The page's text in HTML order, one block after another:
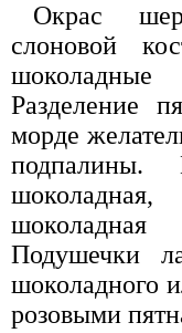
Окрас
слоновой
Разделение
морде
Подушечки
шоколадного
розовыми